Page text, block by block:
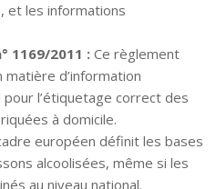
et les informations
1169/2011 : Ce règlement
d’information
l’étiquetage correct des
à domicile.
européen définit les bases
alcoolisées, même si les
au niveau national.